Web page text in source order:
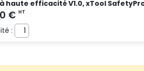
haute efficacité V1.0, xTool
: